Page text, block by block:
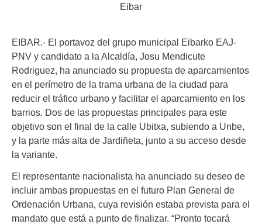
Eibar
EIBAR.- El portavoz del grupo municipal Eibarko EAJ-
PNV y candidato a la Alcaldía, Josu Mendicute
Rodriguez, ha anunciado su propuesta de aparcamientos
en el perímetro de la trama urbana de la ciudad para
reducir el tráfico urbano y facilitar el aparcamiento en los
barrios. Dos de las propuestas principales para este
objetivo son el final de la calle Ubitxa, subiendo a Unbe,
y la parte más alta de Jardiñeta, junto a su acceso desde
la variante.
El representante nacionalista ha anunciado su deseo de
incluir ambas propuestas en el futuro Plan General de
Ordenación Urbana, cuya revisión estaba prevista para el
mandato que está a punto de finalizar. “Pronto tocará